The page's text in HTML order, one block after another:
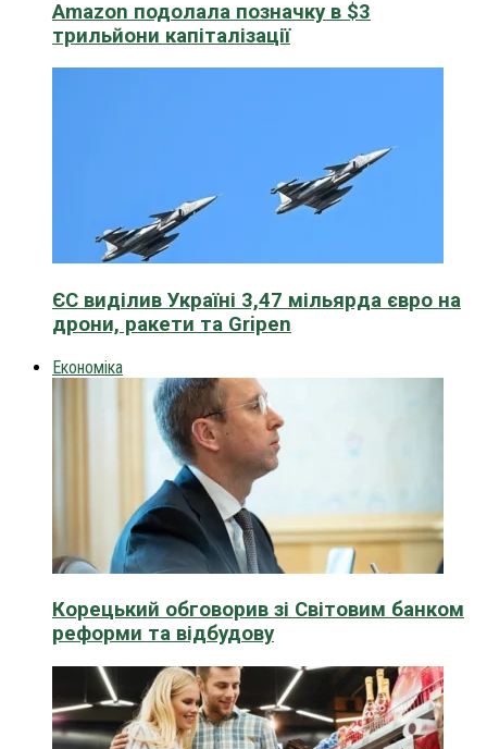
Amazon подолала позначку в $3
трильйони капіталізації
ЄС виділив Україні 3,47 мільярда євро на
дрони, ракети та Gripen
Економіка
Корецький обговорив зі Світовим банком
реформи та відбудову